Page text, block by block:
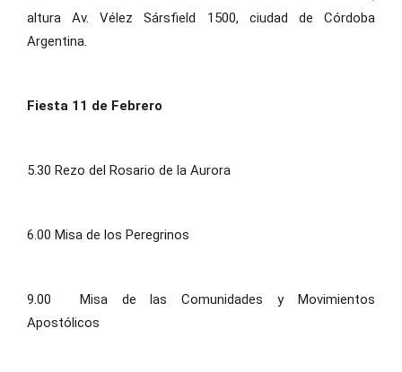
altura Av. Vélez Sársfield 1500, ciudad de Córdoba
Argentina.
Fiesta 11 de Febrero
5.30 Rezo del Rosario de la Aurora
6.00 Misa de los Peregrinos
9.00 Misa de las Comunidades y Movimientos
Apostólicos